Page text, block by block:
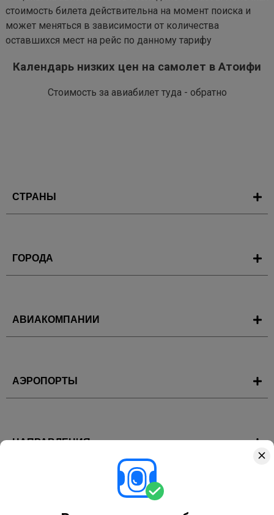
стоимость билета действительна на момент поиска и
может меняться в зависимости от количества
оставшихся мест на рейс по данному тарифу
Календарь низких цен на самолет в Атоифи
Стоимость за авиабилет туда - обратно
СТРАНЫ
ГОРОДА
АВИАКОМПАНИИ
АЭРОПОРТЫ
НАПРАВЛЕНИЯ